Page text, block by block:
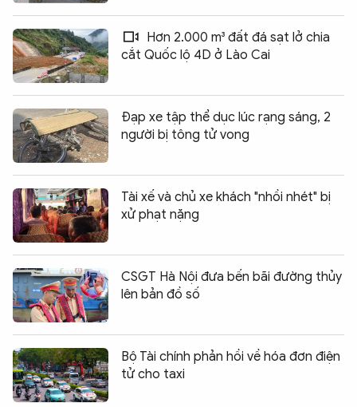
Hơn 2.000 m³ đất đá sạt lở chia
cắt Quốc lộ 4D ở Lào Cai
Đạp xe tập thể dục lúc rạng sáng, 2
người bị tông tử vong
Tài xế và chủ xe khách "nhồi nhét" bị
xử phạt nặng
CSGT Hà Nội đưa bến bãi đường thủy
lên bản đồ số
Bộ Tài chính phản hồi về hóa đơn điện
tử cho taxi